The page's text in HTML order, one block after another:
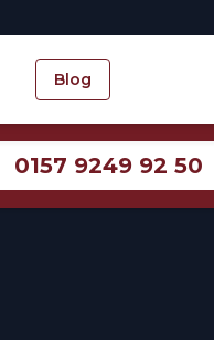
Blog
0157 9249 92 50